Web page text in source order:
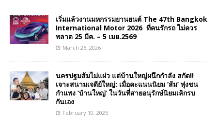
เริ่มแล้วงานมหกรรมยานยนต์ The 47th Bangkok
International Motor 2026 ที่คนรักรถ ไม่ควร
พลาด 25 มีค. – 5 เมย.2569
March 26, 2026
นครปฐมส้มไม่แผ่ว แต่บ้านใหญ่ผนึกกำลัง สกัด!!
เจาะสนามเจดีย์ใหญ่: เมื่อคะแนนนิยม ‘ส้ม’ พุ่งชน
กำแพง ‘บ้านใหญ่’ ในวันที่สายอนุรักษ์นิยมเลิกรบ
กันเอง
February 10, 2026